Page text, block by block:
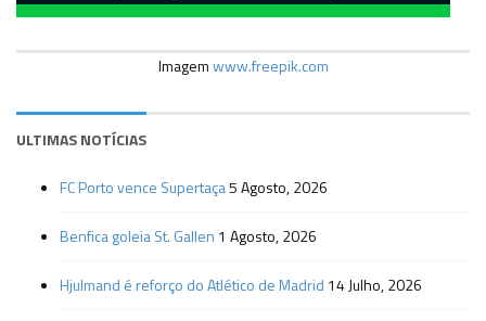
Imagemwww.freepik.com
ULTIMAS NOTÍCIAS
FC Porto vence Supertaça5 Agosto, 2026
Benfica goleia St. Gallen 1 Agosto, 2026
Hjulmand é reforço do Atlético de Madrid 14 Julho, 2026